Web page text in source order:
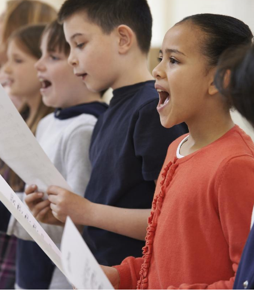
Fortes chaleurs :
pourquoi le risque de
noyade grimpe-t-il ?
Le Viagra pourrait-il
freiner la propagation du
cancer ?
Pourquoi manger moins
de protéines pourrait
finalement être bénéfique